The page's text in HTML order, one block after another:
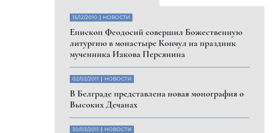
15/12/2010 НОВОСТИ
Eпископ Феодосий совершил Божественную
литургию в монастыре Кончул на праздник
мученника Иакова Персянина
02/02/2011 НОВОСТИ
В Белграде представлена новая монография о
Высоких Дечанах
30/03/2011 НОВОСТИ